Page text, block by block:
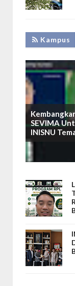
Kampus
SEVIMA
INISNU